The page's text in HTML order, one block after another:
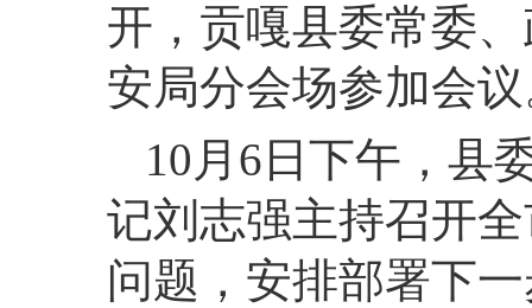
开，贡嘎县委常委
安局分会场参加会
10月6日下午，县
记刘志强主持召开
问题，安排部署下